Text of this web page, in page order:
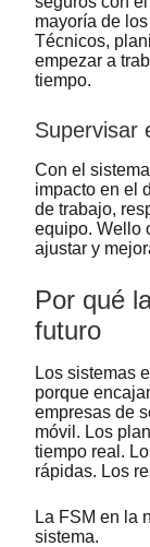
mayoría de
Técnicos,
empezar a
tiempo.
Supervisar
Con el
impacto en el
de trabajo,
equipo. Wello
ajustar y
Por qué
futuro
Los sistemas
porque
empresas de
móvil. Los
tiempo real.
rápidas. Los
La FSM en la
sistema.